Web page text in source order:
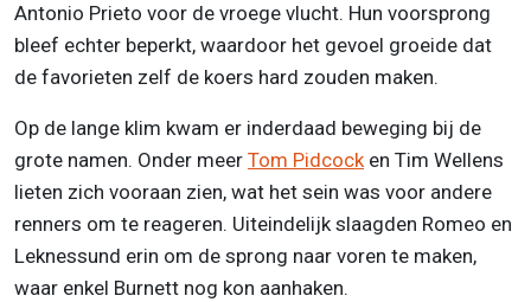
Antonio Prieto voor de vroege vlucht. Hun voorsprong
bleef echter beperkt, waardoor het gevoel groeide dat
de favorieten zelf de koers hard zouden maken.
Op de lange klim kwam er inderdaad beweging bij de
grote namen. Onder meer Tom Pidcocken Tim Wellens
lieten zich vooraan zien, wat het sein was voor andere
renners om te reageren. Uiteindelijk slaagden Romeo en
Leknessund erin om de sprong naar voren te maken,
waar enkel Burnett nog kon aanhaken.